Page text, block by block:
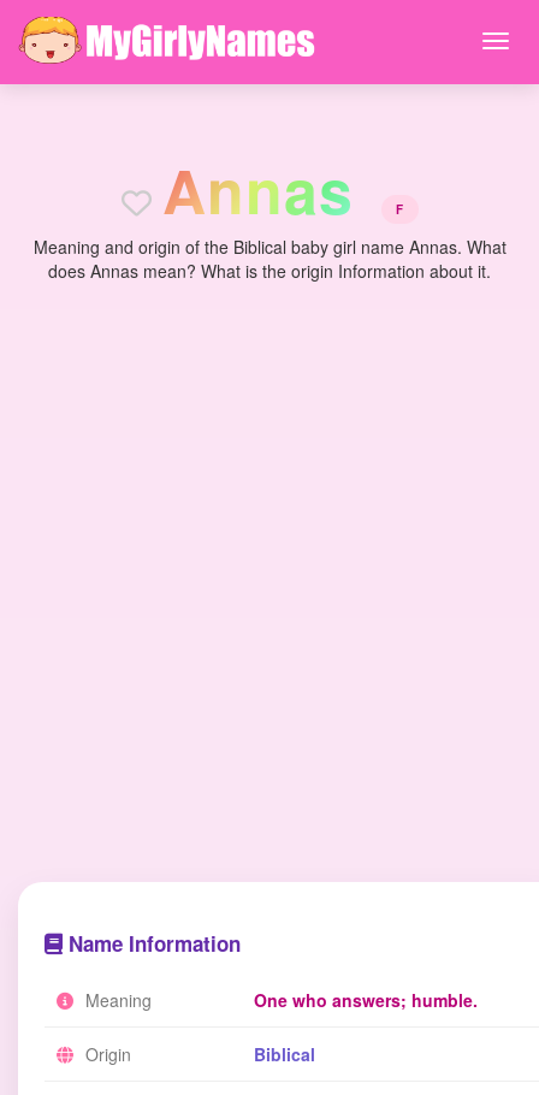
Annas F
Meaning and origin of the Biblical baby girl name Annas. What
does Annas mean? What is the origin Information about it.
Name Information
Meaning One who answers; humble.
Origin Biblical